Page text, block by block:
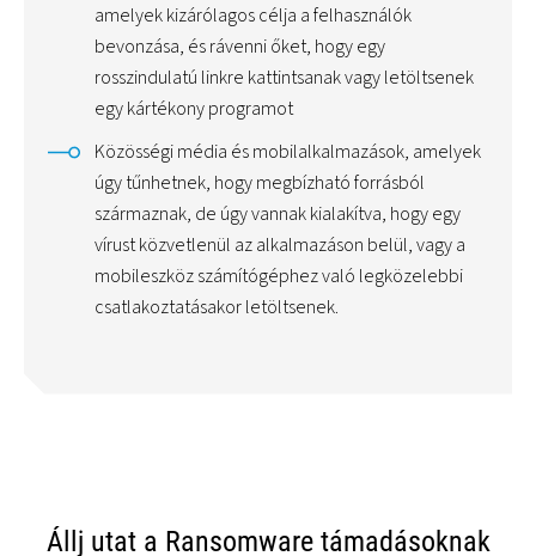
amelyek kizárólagos célja a felhasználók
bevonzása, és rávenni őket, hogy egy
rosszindulatú linkre kattintsanak vagy letöltsenek
egy kártékony programot
Közösségi média és mobilalkalmazások, amelyek
úgy tűnhetnek, hogy megbízható forrásból
származnak, de úgy vannak kialakítva, hogy egy
vírust közvetlenül az alkalmazáson belül, vagy a
mobileszköz számítógéphez való legközelebbi
csatlakoztatásakor letöltsenek.
Állj utat a Ransomware támadásoknak